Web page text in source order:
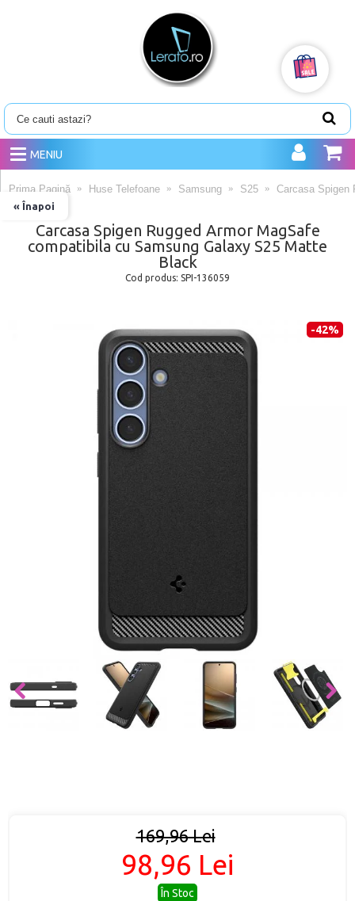
MENIU
« Înapoi
Prima Pagină Huse Telefoane Samsung S25 Carcasa Spigen
Carcasa Spigen Rugged Armor MagSafe
compatibila cu Samsung Galaxy S25 Matte
Black
Cod produs: SPI-136059
-42%
169,96 Lei
98,96 Lei
În Stoc